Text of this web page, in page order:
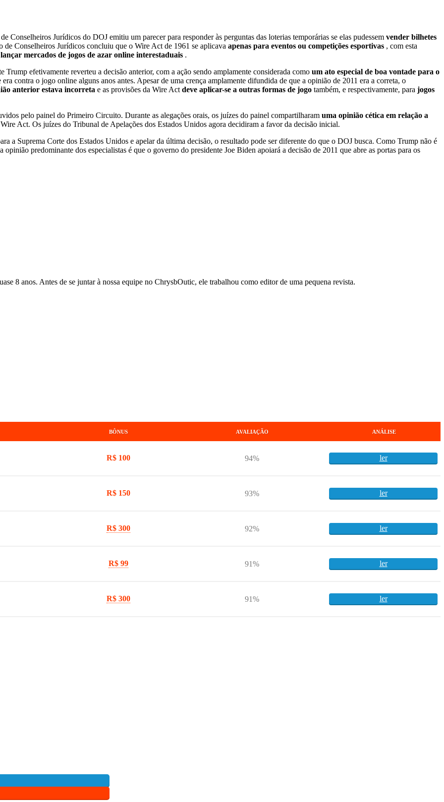
Conselheiros Jurídicos do DOJ emitiu um parecer para responder às perguntas das loterias temporárias se elas pudessem vender bilhetes
de Conselheiros Jurídicos concluiu que o Wire Act de 1961 se aplicava apenas para eventos ou competições esportivas , com esta
mercados de jogos de azar online interestaduais .
efetivamente reverteu a decisão anterior, com a ação sendo amplamente considerada como um ato especial de boa vontade para o
contra o jogo online alguns anos antes. Apesar de uma crença amplamente difundida de que a opinião de 2011 era a correta, o
anterior estava incorreta e as provisões da Wire Act deve aplicar-se a outras formas de jogo também, e respectivamente, para jogos
pelo painel do Primeiro Circuito. Durante as alegações orais, os juízes do painel compartilharam uma opinião cética em relação a
Act. Os juízes do Tribunal de Apelações dos Estados Unidos agora decidiram a favor da decisão inicial.
a Suprema Corte dos Estados Unidos e apelar da última decisão, o resultado pode ser diferente do que o DOJ busca. Como Trump não é
predominante dos especialistas é que o governo do presidente Joe Biden apoiará a decisão de 2011 que abre as portas para os
8 anos. Antes de se juntar à nossa equipe no ChrysbOutic, ele trabalhou como editor de uma pequena revista.
BÔNUS AVALIAÇÃO ANÁLISE
R$ 100 94% ler
R$ 150 93% ler
R$ 300 92% ler
R$ 99 91% ler
R$ 300 91% ler